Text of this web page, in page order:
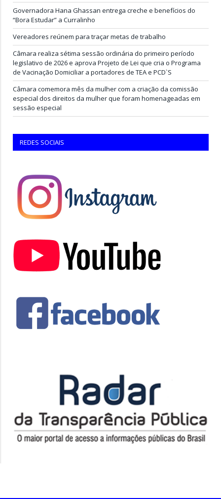
Governadora Hana Ghassan entrega creche e benefícios do
“Bora Estudar” a Curralinho
Vereadores reúnem para traçar metas de trabalho
Câmara realiza sétima sessão ordinária do primeiro período
legislativo de 2026 e aprova Projeto de Lei que cria o Programa
de Vacinação Domiciliar a portadores de TEA e PCD`S
Câmara comemora mês da mulher com a criação da comissão
especial dos direitos da mulher que foram homenageadas em
sessão especial
REDES SOCIAIS